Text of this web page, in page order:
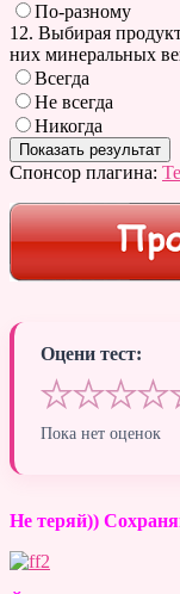
По-разному
12. Выбирая
них минеральных
Всегда
Не всегда
Никогда
Спонсор плагина:
Оцени тест:
★★★★
Пока нет оценок
Не теряй))